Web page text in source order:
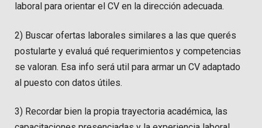
laboral para orientar el CV en la dirección adecuada.
2) Buscar ofertas laborales similares a las que querés
postularte y evaluá qué requerimientos y competencias
se valoran. Esa info será util para armar un CV adaptado
al puesto con datos útiles.
3) Recordar bien la propia trayectoria académica, las